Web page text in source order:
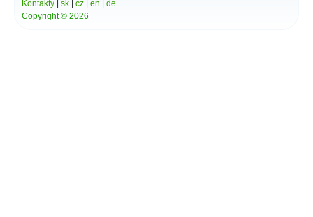
Kontakty
sk cz en
de
Copyright © 2026